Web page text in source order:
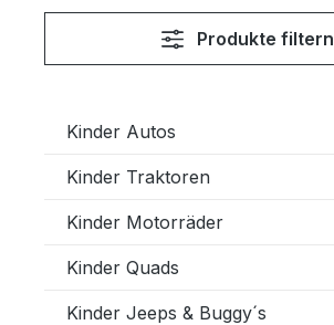
Produkte filtern
Kinder Autos
Kinder Traktoren
Kinder Motorräder
Kinder Quads
Kinder Jeeps & Buggy´s